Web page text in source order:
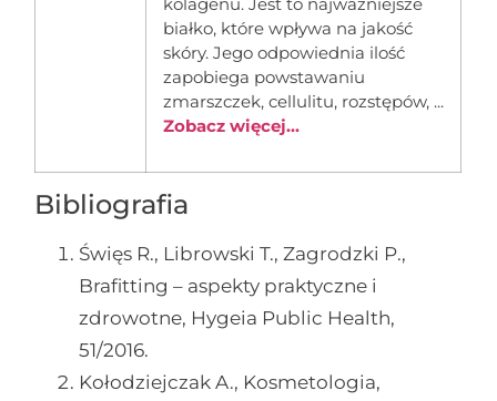
białko, które wpływa na jakość
skóry. Jego odpowiednia ilość
zapobiega powstawaniu
zmarszczek, cellulitu, rozstępów, ...
Zobacz więcej...
Bibliografia
Święs R., Librowski T., Zagrodzki P.,
Brafitting – aspekty praktyczne i
zdrowotne, Hygeia Public Health,
51/2016.
Kołodziejczak A., Kosmetologia,